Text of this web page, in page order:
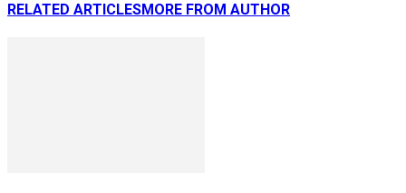
RELATED ARTICLESMORE FROM AUTHOR